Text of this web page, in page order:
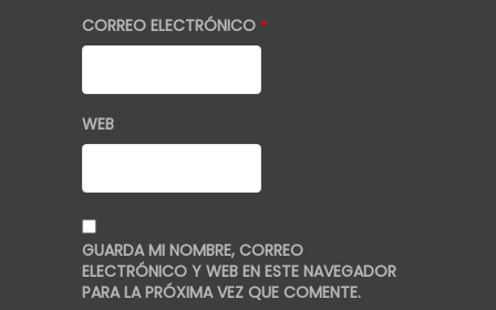
CORREO ELECTRÓNICO *
WEB
GUARDA MI NOMBRE, CORREO
ELECTRÓNICO Y WEB EN ESTE NAVEGADOR
PARA LA PRÓXIMA VEZ QUE COMENTE.